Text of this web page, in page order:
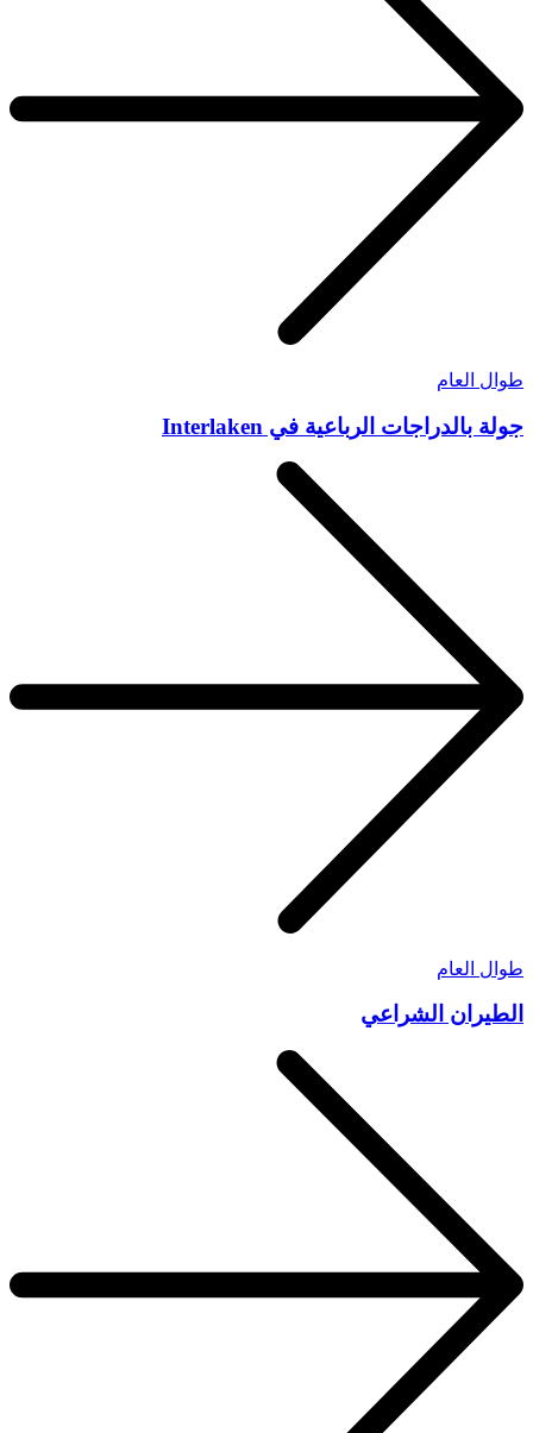
طوال العام
جولة بالدراجات الرباعية في Interlaken
طوال العام
الطيران الشراعي